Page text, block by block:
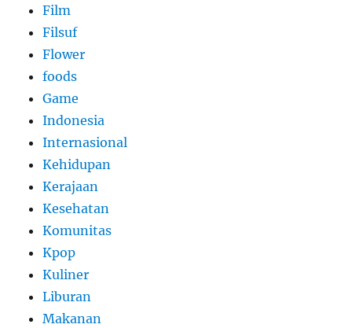
Film
Filsuf
Flower
foods
Game
Indonesia
Internasional
Kehidupan
Kerajaan
Kesehatan
Komunitas
Kpop
Kuliner
Liburan
Makanan